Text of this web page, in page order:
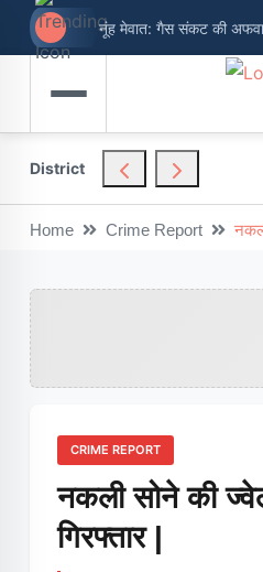
नूंह मेवात: गैस संकट की
District
Nuh Palwal
Home Crime Report
CRIME REPORT
नकली सोने की
गिरफ्तार |